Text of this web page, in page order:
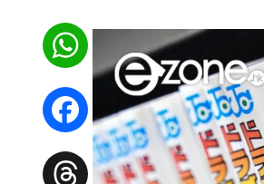
WhatsApp
Facebook